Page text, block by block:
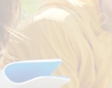
BAC &